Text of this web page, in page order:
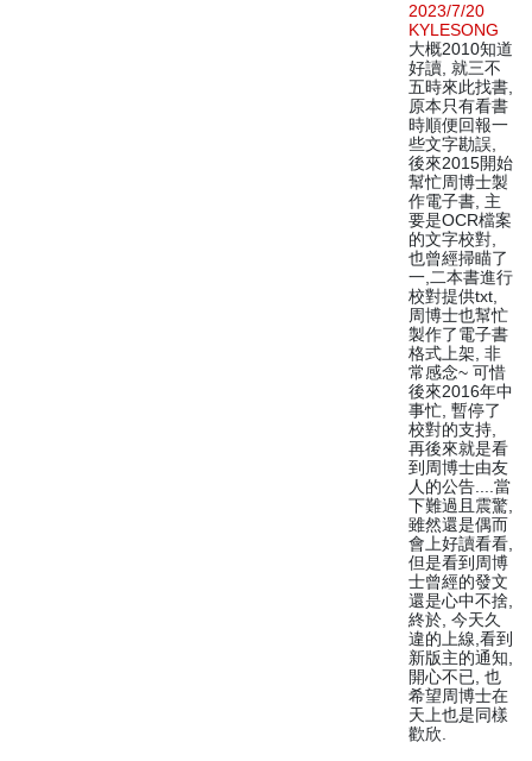
2023/7/20
KYLESONG
大概2010知道
好讀, 就三不
五時來此找書,
原本只有看書
時順便回報一
些文字勘誤,
後來2015開始
幫忙周博士製
作電子書, 主
要是OCR檔案
的文字校對,
也曾經掃瞄了
一,二本書進行
校對提供txt,
周博士也幫忙
製作了電子書
格式上架, 非
常感念~ 可惜
後來2016年中
事忙, 暫停了
校對的支持,
再後來就是看
到周博士由友
人的公告....當
下難過且震驚,
雖然還是偶而
會上好讀看看,
但是看到周博
士曾經的發文
還是心中不捨,
終於, 今天久
違的上線,看到
新版主的通知,
開心不已, 也
希望周博士在
天上也是同樣
歡欣.